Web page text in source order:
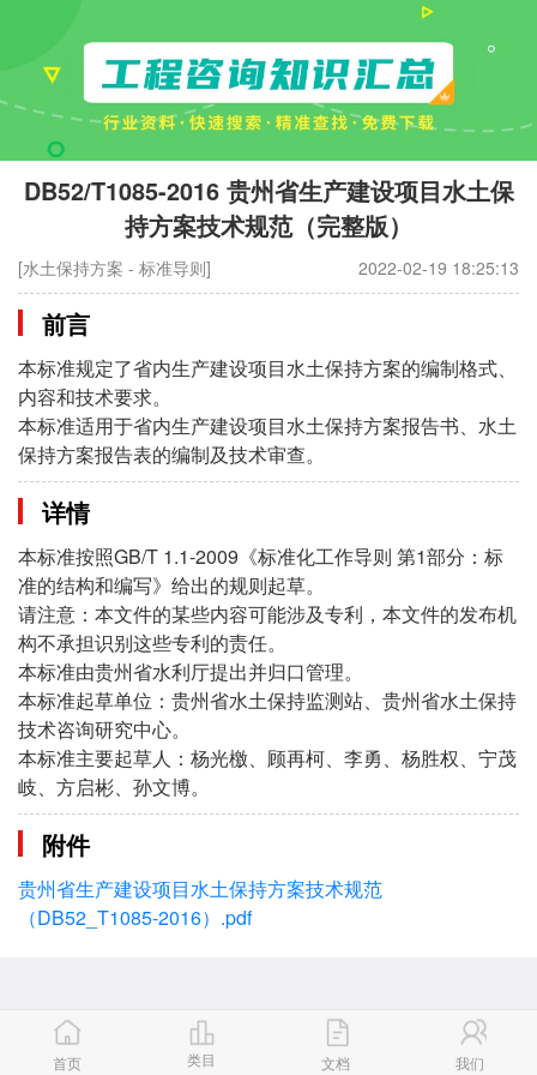
DB52/T1085-2016 贵州省生产建设项目水土保
持方案技术规范（完整版）
[水土保持方案 - 标准导则] 2022-02-19 18:25:13
前言
本标准规定了省内生产建设项目水土保持方案的编制格式、
内容和技术要求。
本标准适用于省内生产建设项目水土保持方案报告书、水土
保持方案报告表的编制及技术审查。
详情
本标准按照GB/T 1.1-2009《标准化工作导则 第1部分：标
准的结构和编写》给出的规则起草。
请注意：本文件的某些内容可能涉及专利，本文件的发布机
构不承担识别这些专利的责任。
本标准由贵州省水利厅提出并归口管理。
本标准起草单位：贵州省水土保持监测站、贵州省水土保持
技术咨询研究中心。
本标准主要起草人：杨光檄、顾再柯、李勇、杨胜权、宁茂
岐、方启彬、孙文博。
附件
贵州省生产建设项目水土保持方案技术规范
（DB52_T1085-2016）.pdf
首页 类目 文档 我们